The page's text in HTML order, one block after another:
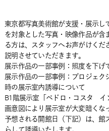
東京都写真美術館が支援・展示し
を対象とした写真・映像作品が
る方は、スタッフへお声がけく
説明させていただきます。
展示作品の一部事例：照度を下げ
展示作品の一部事例：プロジェ
時の展示室内誘導について
B1階展示室「ペドロ・コスタ イ
画意図により展示室が大変暗く
予想される開館日（下記）は、館
らして誘導いたします。